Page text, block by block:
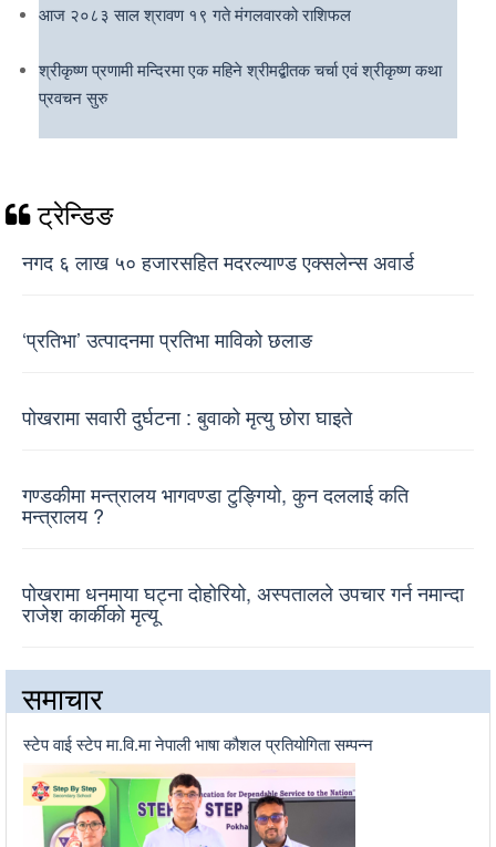
आज २०८३ साल श्रावण १९ गते मंगलवारको राशिफल
श्रीकृष्ण प्रणामी मन्दिरमा एक महिने श्रीमद्बीतक चर्चा एवं श्रीकृष्ण कथा
प्रवचन सुरु
ट्रेन्डिङ
नगद ६ लाख ५० हजारसहित मदरल्याण्ड एक्सलेन्स अवार्ड
‘प्रतिभा’ उत्पादनमा प्रतिभा माविको छलाङ
पोखरामा सवारी दुर्घटना : बुवाको मृत्यु छोरा घाइते
गण्डकीमा मन्त्रालय भागवण्डा टुङ्गियो, कुन दललाई कति
मन्त्रालय ?
पोखरामा धनमाया घट्ना दोहोरियो, अस्पतालले उपचार गर्न नमान्दा
राजेश कार्कीको मृत्यू
समाचार
स्टेप वाई स्टेप मा.वि.मा नेपाली भाषा कौशल प्रतियोगिता सम्पन्न